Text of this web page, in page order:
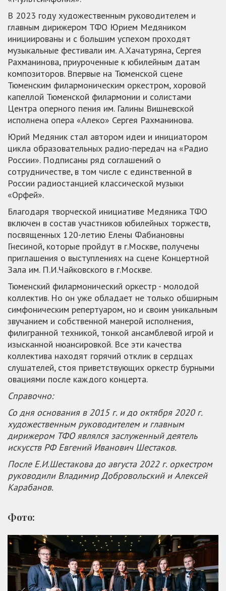
В 2023 году художественным руководителем и
главным дирижером ТФО Юрием Медяником
инициированы и с большим успехом проходят
музыкальные фестивали им. А.Хачатуряна, Сергея
Рахманинова, приуроченные к юбилейным датам
композиторов. Впервые на Тюменской сцене
Тюменским филармоническим оркестром, хоровой
капеллой Тюменской филармонии и солистами
Центра оперного пения им. Галины Вишневской
исполнена опера «Алеко» Сергея Рахманинова.
Юрий Медяник стал автором идеи и инициатором
цикла образовательных радио-передач на «Радио
России». Подписаны ряд соглашений о
сотрудничестве, в том числе с единственной в
России радиостанцией классической музыки
«Орфей».
Благодаря творческой инициативе Медяника ТФО
включен в состав участников юбилейных торжеств,
посвященных 120-летию Елены Фабиановны
Гнесиной, которые пройдут в г.Москве, получены
приглашения о выступлениях на сцене Концертной
Зала им. П.И.Чайковского в г.Москве.
Тюменский филармонический оркестр - молодой
коллектив. Но он уже обладает не только обширным
симфоническим репертуаром, но и своим уникальным
звучанием и собственной манерой исполнения,
филигранной техникой, тонкой ансамблевой игрой и
изысканной нюансировкой. Все эти качества
коллектива находят горячий отклик в сердцах
слушателей, стоя приветствующих оркестр бурными
овациями после каждого концерта.
Справочно:
Со дня основания в 2015 г. и до октября 2020 г.
художественным руководителем и главным
дирижером ТФО являлся заслуженный деятель
искусств РФ Евгений Иванович Шестаков.
После Е.И.Шестакова до августа 2022 г. оркестром
руководили Владимир Добровольский и Алексей
Карабанов.
Фото: